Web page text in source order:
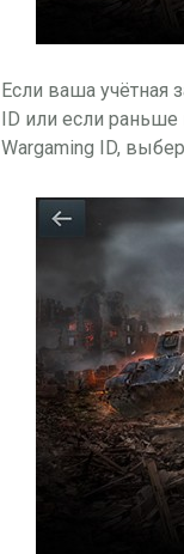
Если ваша учётная
ID или если раньше
Wargaming ID,